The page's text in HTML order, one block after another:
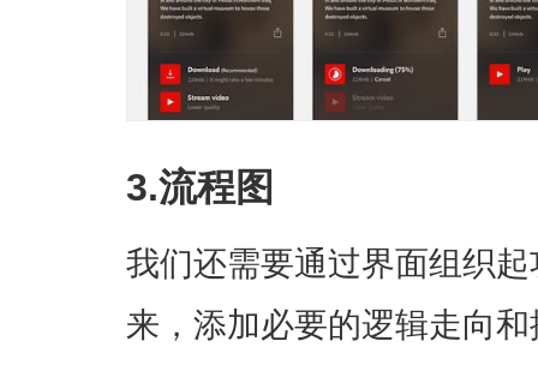
3.流程图
我们还需要通过界面组织
来，添加必要的逻辑走向